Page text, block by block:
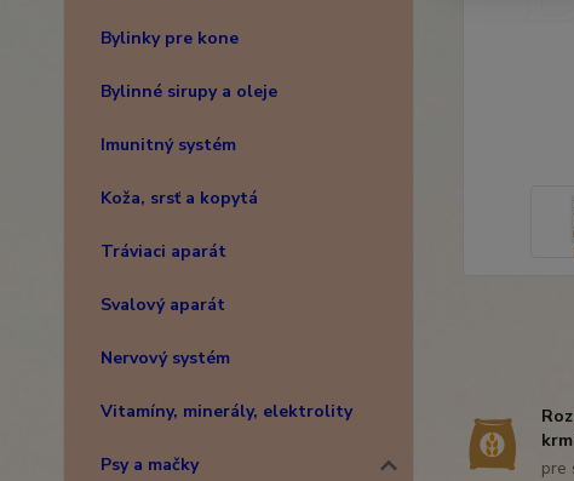
Bylinky pre kone
Bylinné sirupy a oleje
Imunitný systém
Koža, srsť a kopytá
Tráviaci aparát
Svalový aparát
Nervový systém
Vitamíny, minerály, elektrolity
Psy a mačky
pre